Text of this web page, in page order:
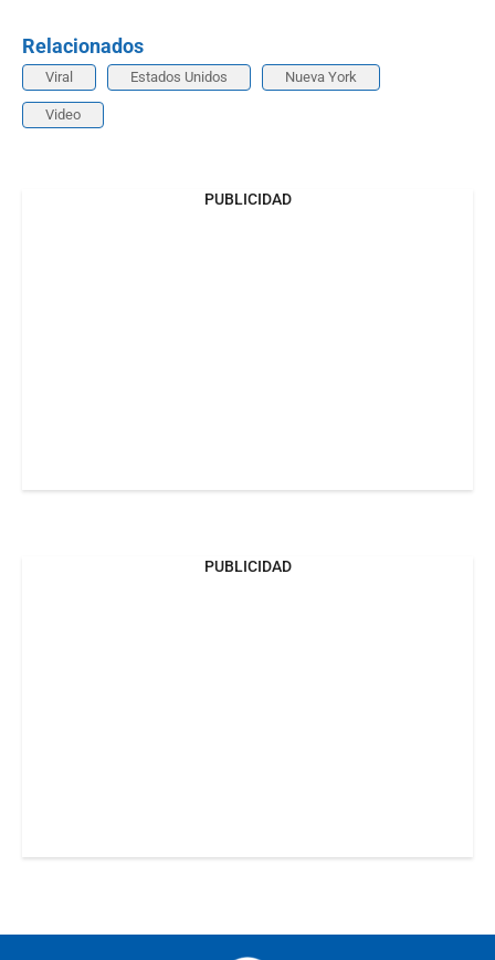
Relacionados
Viral Estados Unidos Nueva York
Video
PUBLICIDAD
PUBLICIDAD